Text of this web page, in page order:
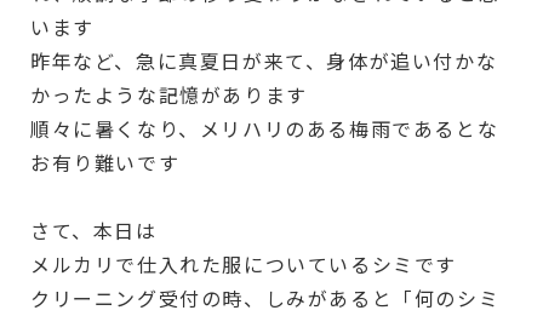
います
昨年など、急に真夏日が来て、身体が追い付かな
かったような記憶があります
順々に暑くなり、メリハリのある梅雨であるとな
お有り難いです
さて、本日は
メルカリで仕入れた服についているシミです
クリーニング受付の時、しみがあると「何のシミ